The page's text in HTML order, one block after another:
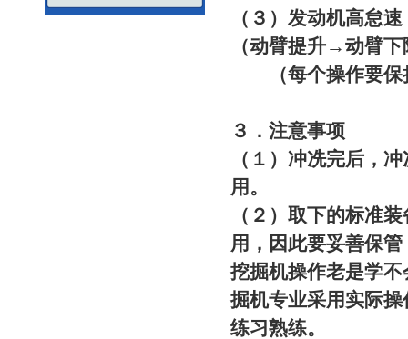
（３）发动机高怠
（动臂提升→动臂
（每个操作要保
３．注意事项
（１）冲冼完后，
用。
（２）取下的标准
用，因此要妥善保
挖掘机操作老是学
掘机专业采用实际
练习熟练。